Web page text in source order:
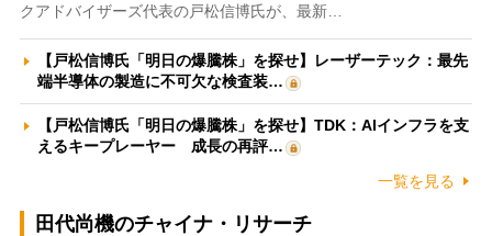
クアドバイザーズ代表の戸松信博氏が、最新…
【戸松信博氏「明日の爆騰株」を探せ】レーザーテック：最先
端半導体の製造に不可欠な検査装…
【戸松信博氏「明日の爆騰株」を探せ】TDK：AIインフラを支
えるキープレーヤー 成長の再評…
一覧を見る
田代尚機のチャイナ・リサーチ